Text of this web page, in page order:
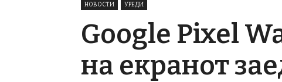
НОВОСТИ УРЕДИ
Google Pixel
на екранот